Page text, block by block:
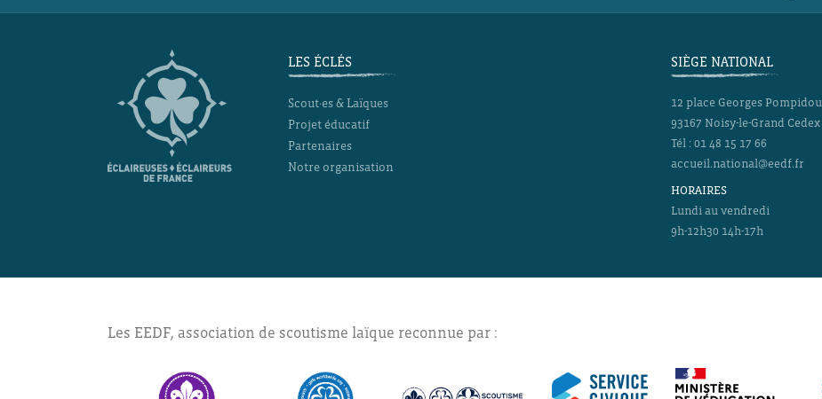
LES ÉCLÉS
Scout·es & Laïques
Projet éducatif
Partenaires
Notre organisation
SIÈGE NATIONAL
12 place Georges Pompidou
93167 Noisy-le-Grand Cedex
Tél : 01 48 15 17 66
accueil.national@eedf.fr
HORAIRES
Lundi au vendredi
9h-12h30 14h-17h
Les EEDF, association de scoutisme laïque reconnue par :